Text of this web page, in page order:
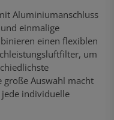
Aluminiumanschluss
einmalige
einen flexiblen
um
Auswahl macht
individuelle